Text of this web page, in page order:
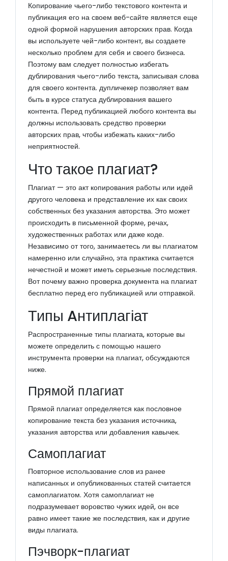
Копирование чьего-либо текстового контента и
публикация его на своем веб-сайте является еще
одной формой нарушения авторских прав. Когда
вы используете чей-либо контент, вы создаете
несколько проблем для себя и своего бизнеса.
Поэтому вам следует полностью избегать
дублирования чьего-либо текста, записывая слова
для своего контента. дупличекер позволяет вам
быть в курсе статуса дублирования вашего
контента. Перед публикацией любого контента вы
должны использовать средство проверки
авторских прав, чтобы избежать каких-либо
неприятностей.
Что такое плагиат?
Плагиат — это акт копирования работы или идей
другого человека и представление их как своих
собственных без указания авторства. Это может
происходить в письменной форме, речах,
художественных работах или даже коде.
Независимо от того, занимаетесь ли вы плагиатом
намеренно или случайно, эта практика считается
нечестной и может иметь серьезные последствия.
Вот почему важно проверка документа на плагиат
бесплатно перед его публикацией или отправкой.
Типы Aнтиплагіат
Распространенные типы плагиата, которые вы
можете определить с помощью нашего
инструмента проверки на плагиат, обсуждаются
ниже.
Прямой плагиат
Прямой плагиат определяется как пословное
копирование текста без указания источника,
указания авторства или добавления кавычек.
Самоплагиат
Повторное использование слов из ранее
написанных и опубликованных статей считается
самоплагиатом. Хотя самоплагиат не
подразумевает воровство чужих идей, он все
равно имеет такие же последствия, как и другие
виды плагиата.
Пэчворк-плагиат